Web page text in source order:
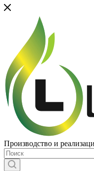
Производство и